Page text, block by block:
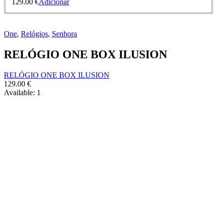
129.00 €Adicionar
One, Relógios, Senhora
RELÓGIO ONE BOX ILUSION
RELÓGIO ONE BOX ILUSION
129.00 €
Available: 1